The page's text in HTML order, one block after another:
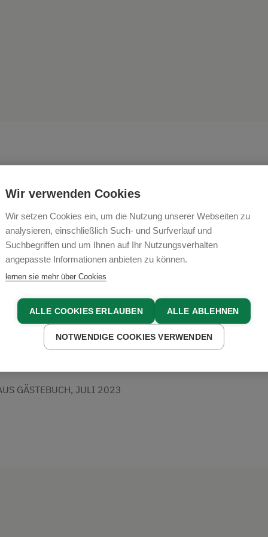
Kinder haben die Tiere
auf dem Hof
von der
auf die Berge und
bekommen. Die
GÄSTEBUCH, JULI 2023
Wir verwenden Cookies
Wir setzen Cookies ein, um die Nutzung unserer Webseiten zu
analysieren, einschließlich Such- und Surfverlauf und
Suchbegriffen und um Ihnen auf Ihr Nutzungsverhalten
angepasste Informationen anbieten zu können.
lernen sie mehr über Cookies
ALLE COOKIES ERLAUBEN ALLE ABLEHNEN
NOTWENDIGE COOKIES VERWENDEN